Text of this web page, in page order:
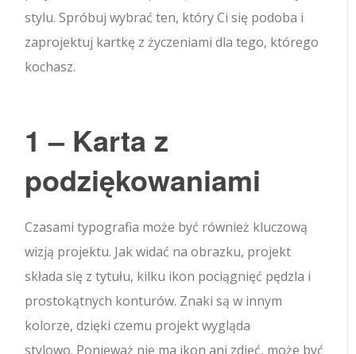
stylu. Spróbuj wybrać ten, który Ci się podoba i
zaprojektuj kartkę z życzeniami dla tego, którego
kochasz.
1 – Karta z
podziękowaniami
Czasami typografia może być również kluczową
wizją projektu. Jak widać na obrazku, projekt
składa się z tytułu, kilku ikon pociągnięć pędzla i
prostokątnych konturów. Znaki są w innym
kolorze, dzięki czemu projekt wygląda
stylowo. Ponieważ nie ma ikon ani zdjęć, może być